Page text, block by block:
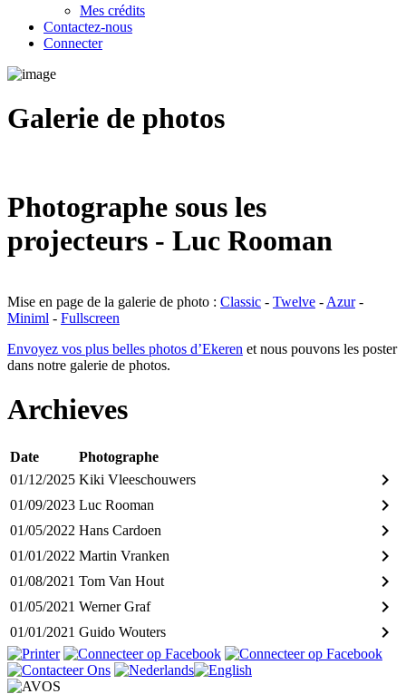
Mes crédits
Contactez-nous
Connecter
Galerie de photos
Photographe sous les
projecteurs - Luc Rooman
Mise en page de la galerie de photo : Classic - Twelve - Azur-
Miniml - Fullscreen
Envoyez vos plus belles photos d’Ekeren et nous pouvons les poster
dans notre galerie de photos.
Archieves
Date
Photographe
01/12/2025 Kiki Vleeschouwers keyboard_arrow_right
01/09/2023 Luc Rooman keyboard_arrow_right
01/05/2022 Hans Cardoen keyboard_arrow_right
01/01/2022 Martin Vranken keyboard_arrow_right
01/08/2021 Tom Van Hout keyboard_arrow_right
01/05/2021 Werner Graf keyboard_arrow_right
01/01/2021 Guido Wouters keyboard_arrow_right